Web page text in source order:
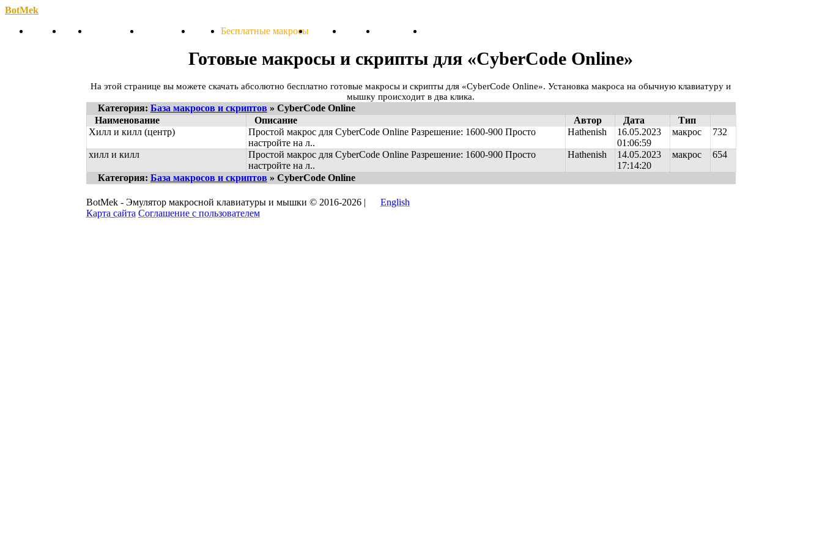
BotMek
Скачать
Обзор Обновления Инструкция Статьи Бесплатные макросы Тарифы Отзывы Поддержка
Готовые макросы и скрипты для «CyberCode Online»
На этой странице вы можете скачать абсолютно бесплатно готовые макросы и скрипты для «CyberCode Online». Установка макроса на обычную клавиатуру и
мышку происходит в два клика.
Категория: База макросов и скриптов » CyberCode Online
Наименование
Описание Автор Дата
Тип
Хилл и килл (центр)
Простой макрос для CyberCode Online Разрешение: 1600-900 Просто
настройте на л..
Hathenish
16.05.2023
01:06:59
макрос 732
хилл и килл
Простой макрос для CyberCode Online Разрешение: 1600-900 Просто
настройте на л..
Hathenish
14.05.2023
17:14:20
макрос 654
Категория: База макросов и скриптов » CyberCode Online
BotMek - Эмулятор макросной клавиатуры и мышки © 2016-2026 |
English
Карта сайта Соглашение с пользователем